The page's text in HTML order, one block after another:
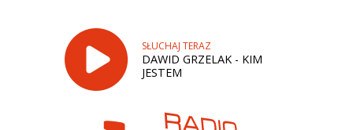
SŁUCHAJ TERAZ
DAWID GRZELAK - KIM
JESTEM